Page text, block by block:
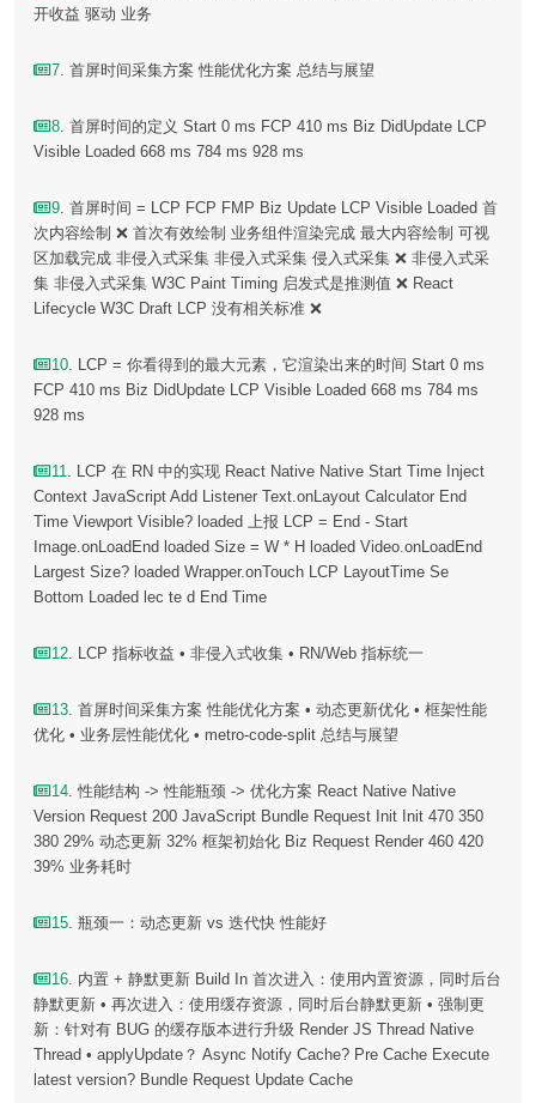
开收益 驱动 业务
7. 首屏时间采集方案 性能优化方案 总结与展望
8. 首屏时间的定义 Start 0 ms FCP 410 ms Biz DidUpdate LCP
Visible Loaded 668 ms 784 ms 928 ms
9. 首屏时间 = LCP FCP FMP Biz Update LCP Visible Loaded 首
次内容绘制 ❌ 首次有效绘制 业务组件渲染完成 最大内容绘制 可视
区加载完成 非侵入式采集 非侵入式采集 侵入式采集 ❌ 非侵入式采
集 非侵入式采集 W3C Paint Timing 启发式是推测值 ❌ React
Lifecycle W3C Draft LCP 没有相关标准 ❌
10. LCP = 你看得到的最大元素，它渲染出来的时间 Start 0 ms
FCP 410 ms Biz DidUpdate LCP Visible Loaded 668 ms 784 ms
928 ms
11. LCP 在 RN 中的实现 React Native Native Start Time Inject
Context JavaScript Add Listener Text.onLayout Calculator End
Time Viewport Visible? loaded 上报 LCP = End - Start
Image.onLoadEnd loaded Size = W * H loaded Video.onLoadEnd
Largest Size? loaded Wrapper.onTouch LCP LayoutTime Se
Bottom Loaded lec te d End Time
12. LCP 指标收益 • 非侵入式收集 • RN/Web 指标统一
13. 首屏时间采集方案 性能优化方案 • 动态更新优化 • 框架性能
优化 • 业务层性能优化 • metro-code-split 总结与展望
14. 性能结构 -> 性能瓶颈 -> 优化方案 React Native Native
Version Request 200 JavaScript Bundle Request Init Init 470 350
380 29% 动态更新 32% 框架初始化 Biz Request Render 460 420
39% 业务耗时
15. 瓶颈一：动态更新 vs 迭代快 性能好
16. 内置 + 静默更新 Build In 首次进入：使用内置资源，同时后台
静默更新 • 再次进入：使用缓存资源，同时后台静默更新 • 强制更
新：针对有 BUG 的缓存版本进行升级 Render JS Thread Native
Thread • applyUpdate？ Async Notify Cache? Pre Cache Execute
latest version? Bundle Request Update Cache